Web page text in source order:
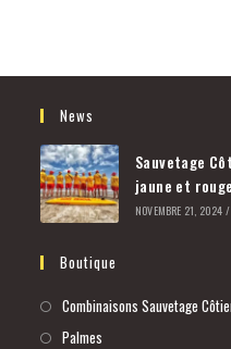
News
Sauvetage
jaune et
NOVEMBRE 21, 2024 /
Boutique
Combinaisons Sauvetage
Palmes